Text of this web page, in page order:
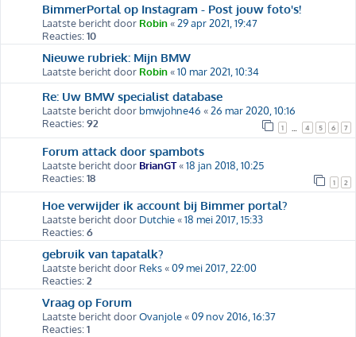
BimmerPortal op Instagram - Post jouw foto's!
Laatste bericht door Robin«29 apr 2021, 19:47
Reacties:10
Nieuwe rubriek: Mijn BMW
Laatste bericht door Robin«10 mar 2021, 10:34
Re: Uw BMW specialist database
Laatste bericht door bmwjohne46 «26 mar 2020, 10:16
Reacties:92 1 4 5 6 7
Forum attack door spambots
Laatste bericht door BrianGT«18 jan 2018, 10:25
Reacties:18 1 2
Hoe verwijder ik account bij Bimmer portal?
Laatste bericht door Dutchie«18 mei 2017, 15:33
Reacties:6
gebruik van tapatalk?
Laatste bericht door Reks«09 mei 2017, 22:00
Reacties:2
Vraag op Forum
Laatste bericht doorOvanjole«09 nov 2016, 16:37
Reacties:1